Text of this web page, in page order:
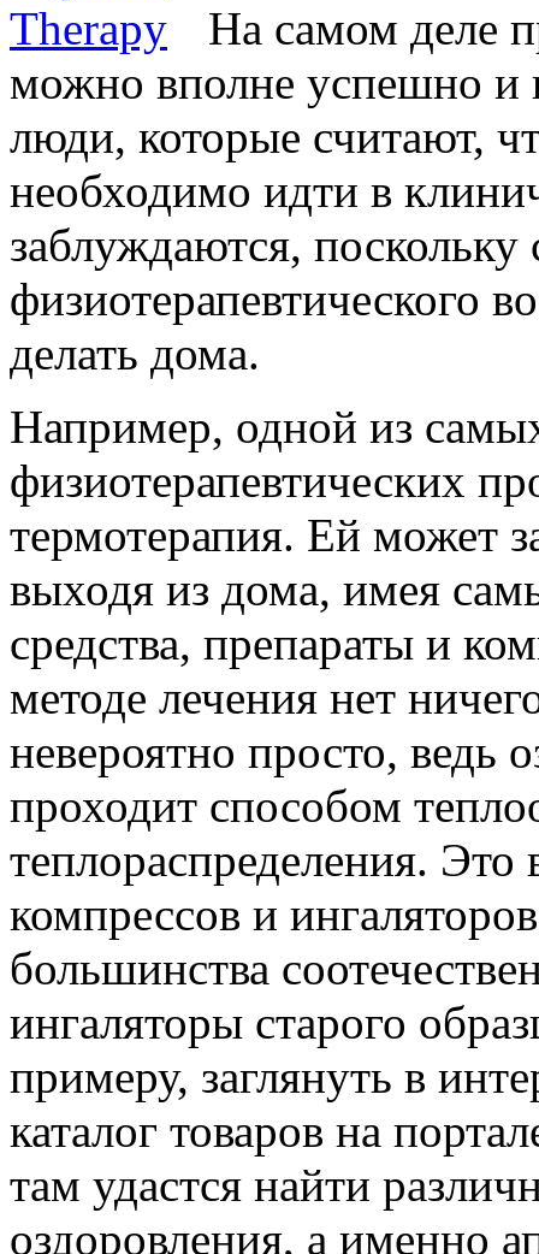
На самом деле
можно вполне успешно и
люди, которые считают,
необходимо идти в
заблуждаются, поскольку
физиотерапевтического
делать дома.
Например, одной из
физиотерапевтических
термотерапия. Ей может
выходя из дома, имея
средства, препараты и
методе лечения нет
невероятно просто, ведь
проходит способом
теплораспределения. Это
компрессов и
большинства
ингаляторы старого
примеру, заглянуть в
каталог товаров на
там удастся найти
оздоровления, а именно